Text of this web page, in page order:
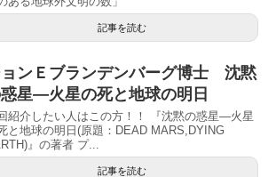
記事を読む
ョンＥブランデンバーグ博士 沈黙
星―火星の死と地球の明日
紹介したい人はこの方！！ 『沈黙の惑星―火星
と地球の明日(原題：DEAD MARS,DYING
』の著者 プ...
記事を読む